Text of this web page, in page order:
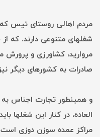
مردم اهالی روستای تیس
شغلهای متنوعی دارند. که
مروارید، کشاورزی و
صادرات به کشورهای دیگر
و همینطور تجارت اجناس
العاده، در کنار این شغلها
مراکز عمده سوزن ‌دوزی